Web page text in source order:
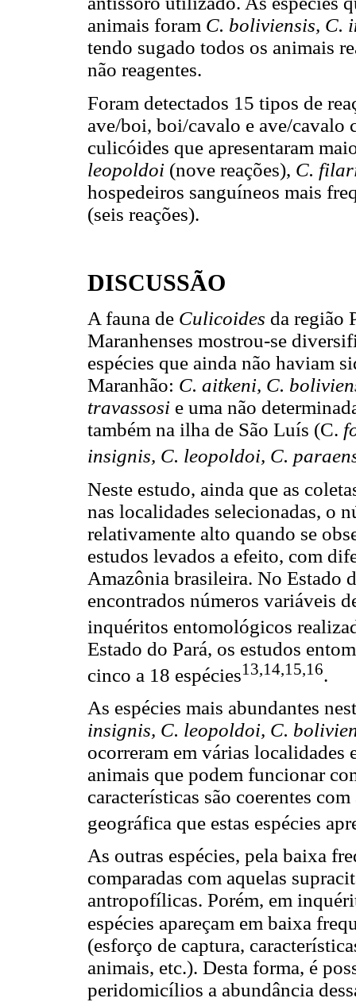
animais foram C. boliviensis, C.
tendo sugado todos os animais
não reagentes.
Foram detectados 15 tipos de
ave/boi, boi/cavalo e ave/cavalo
culicóides que apresentaram
leopoldoi (nove reações), C.
hospedeiros sanguíneos mais
(seis reações).
DISCUSSÃO
A fauna de Culicoides da região
Maranhenses mostrou-se
espécies que ainda não haviam
Maranhão: C. aitkeni, C.
travassosi e uma não
também na ilha de São Luís (C.
insignis, C. leopoldoi, C.
Neste estudo, ainda que as
nas localidades selecionadas, o
relativamente alto quando se
estudos levados a efeito, com
Amazônia brasileira. No Estado
encontrados números variáveis
inquéritos entomológicos
Estado do Pará, os estudos
cinco a 18 espécies13,14,15,16.
As espécies mais abundantes
insignis, C. leopoldoi, C.
ocorreram em várias localidades
animais que podem funcionar
características são coerentes
geográfica que estas espécies
As outras espécies, pela baixa
comparadas com aquelas
antropofílicas. Porém, em
espécies apareçam em baixa
(esforço de captura,
animais, etc.). Desta forma, é
peridomicílios a abundância